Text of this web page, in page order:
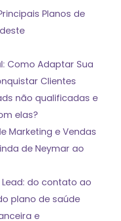
Planos de
Como Adaptar Sua
Clientes
não qualificadas e
elas?
Marketing e Vendas
de Neymar ao
do contato ao
plano de saúde
e